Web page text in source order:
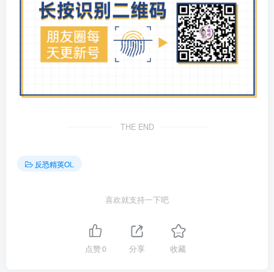
THE END
反恐精英OL
喜欢就支持一下吧
点赞0 分享 收藏